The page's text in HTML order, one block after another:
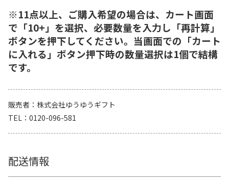
※11点以上、ご購入希望の場合は、カート画面
で「10+」を選択、必要数量を入力し「再計算」
ボタンを押下してください。当画面での「カート
に入れる」ボタン押下時の数量選択は1個で結構
です。
販売者
株式会社ゆうゆうギフト
TEL
0120-096-581
配送情報